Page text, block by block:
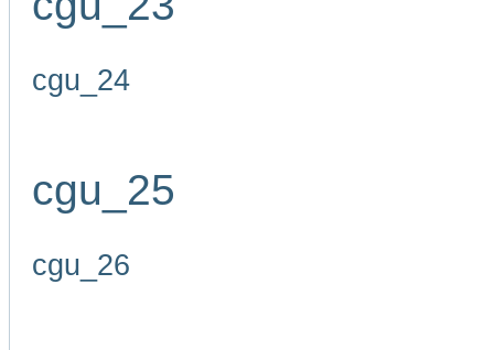
cgu_24
cgu_25
cgu_26